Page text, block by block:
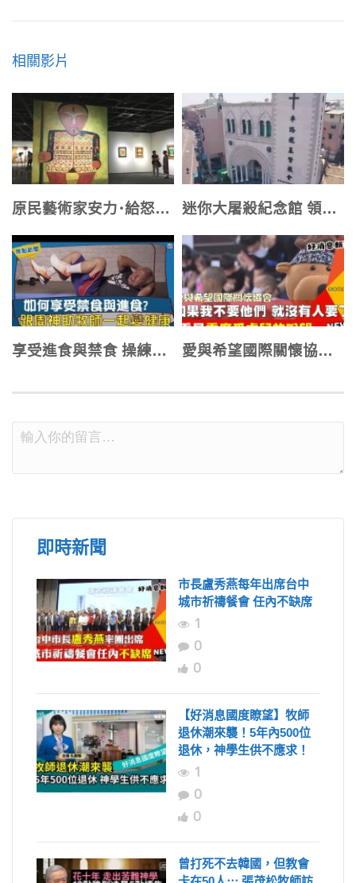
相關影片
原民藝術家安力･給怒畫展 呈現原民土地之愛 迷你大屠殺紀念館 領人貼近猶太歷史與文化
享受進食與禁食 操練敬虔也能身體健壯 愛與希望國際關懷協會：如果我不要他們 就沒有人要了 看見重度受虐兒的盼望
即時新聞
市長盧秀燕每年出席台中
城市祈禱餐會 任內不缺席
1
0
0
【好消息國度瞭望】牧師
退休潮來襲！5年內500位
退休，神學生供不應求！
1
0
0
曾打死不去韓國，但教會